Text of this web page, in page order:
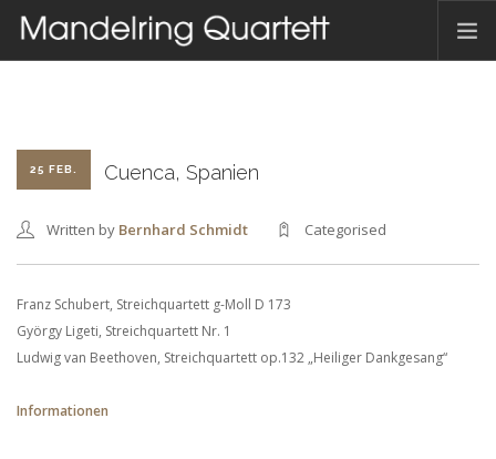
TERMINE
HAMBACHER MUSIKFEST
KONTAKT
DEUTSCH
25 FEB. Cuenca, Spanien
Written by Bernhard Schmidt Categorised
Franz Schubert, Streichquartett g-Moll D 173
György Ligeti, Streichquartett Nr. 1
Ludwig van Beethoven, Streichquartett op.132 „Heiliger Dankgesang“
Informationen